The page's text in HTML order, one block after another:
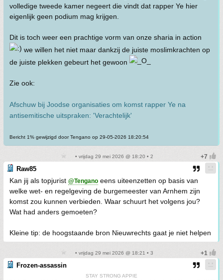
volledige tweede kamer negeert die vindt dat rapper Ye hier
eigenlijk geen podium mag krijgen.
Dit is toch weer een prachtige vorm van onze sharia in action
we willen het niet maar dankzij de juiste moslimkrachten op
de juiste plekken gebeurt het gewoon
Zie ook:
Afschuw bij Joodse organisaties om komst rapper Ye na
antisemitische uitspraken: 'Verachtelijk'
Bericht 1% gewijzigd door Tengano op 29-05-2026 18:20:54
• vrijdag 29 mei 2026 @ 18:20 • 2
Raw85
Kan jij als topjurist @Tengano eens uiteenzetten op basis van
welke wet- en regelgeving de burgemeester van Arnhem zijn
komst zou kunnen verbieden. Waar schuurt het volgens jou?
Wat had anders gemoeten?
Kleine tip: de hoogstaande bron Nieuwrechts gaat je niet helpen
• vrijdag 29 mei 2026 @ 18:21 • 3
Frozen-assassin
STAY STRONG APPIE